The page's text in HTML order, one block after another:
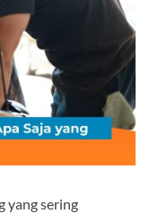
yang sering